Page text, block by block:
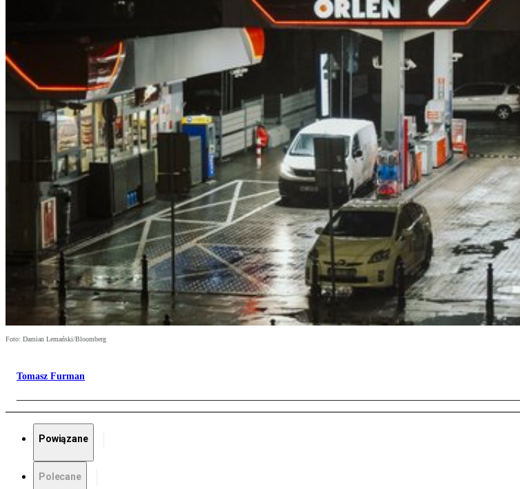
Foto: Damian Lemański/Bloomberg
Tomasz Furman
Powiązane
Polecane